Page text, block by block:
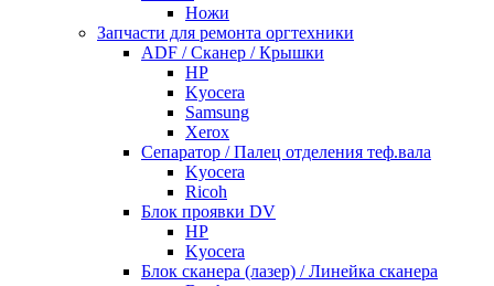
Ножи
Запчасти для ремонта оргтехники
ADF / Сканер / Крышки
HP
Kyocera
Samsung
Xerox
Cепаратор / Палец отделения теф.вала
Kyocera
Ricoh
Блок проявки DV
HP
Kyocera
Блок сканера (лазер) / Линейка сканера